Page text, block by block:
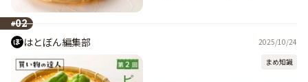
はとぼん編集部
2025/10/24
まめ知識
#02